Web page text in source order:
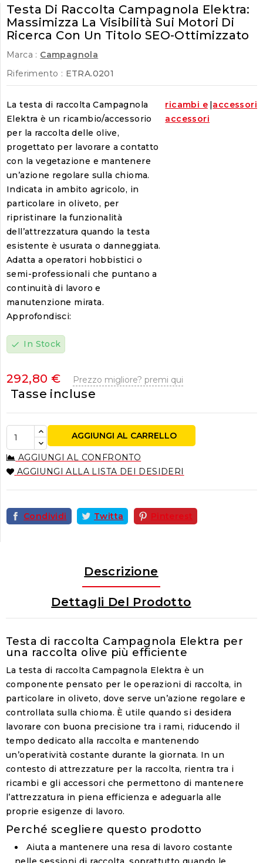
Testa Di Raccolta Campagnola Elektra:
Massimizza La Visibilità Sui Motori Di
Ricerca Con Un Titolo SEO-Ottimizzato
Marca : Campagnola
Riferimento : ETRA.0201
La testa di raccolta Campagnola
Elektra è un ricambio/accessorio
per la raccolta delle olive,
progettato per lavorare a contatto
con la vegetazione e mantenere
un’azione regolare sulla chioma.
Indicata in ambito agricolo, in
particolare in oliveto, per
ripristinare la funzionalità
dell’attrezzatura quando la testa
esistente è usurata o danneggiata.
Adatta a operatori hobbistici o
semi-professionali che puntano a
continuità di lavoro e
manutenzione mirata.
Approfondisci:
ricambi e
accessori
|accessori
check In Stock
292,80 € Prezzo migliore? premi qui
Tasse incluse
AGGIUNGI AL CARRELLO
AGGIUNGI AL CONFRONTO
AGGIUNGI ALLA LISTA DEI DESIDERI
Condividi Twitta Pinterest
Descrizione
Dettagli Del Prodotto
Testa di raccolta Campagnola Elektra per
una raccolta olive più efficiente
La testa di raccolta Campagnola Elektra è un
componente pensato per le operazioni di raccolta, in
particolare in oliveto, dove serve un’azione regolare e
controllata sulla chioma. È utile quando si desidera
lavorare con buona precisione tra i rami, riducendo il
tempo dedicato alla raccolta e mantenendo
un’operatività costante durante la giornata. In un
contesto di attrezzature per la raccolta, rientra tra i
ricambi e gli accessori che permettono di mantenere
l’attrezzatura in piena efficienza e adeguarla alle
proprie esigenze di lavoro.
Perché scegliere questo prodotto
Aiuta a mantenere una resa di lavoro costante